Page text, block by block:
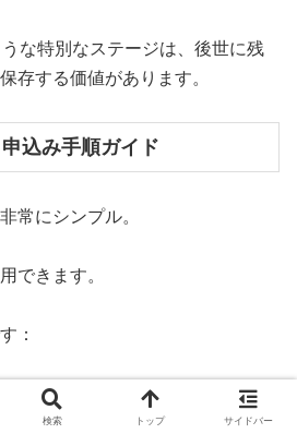
な特別なステージは、後世に残
存する価値があります。
込み手順ガイド
常にシンプル。
できます。
：
トにアクセス
検索 トップ サイドバー